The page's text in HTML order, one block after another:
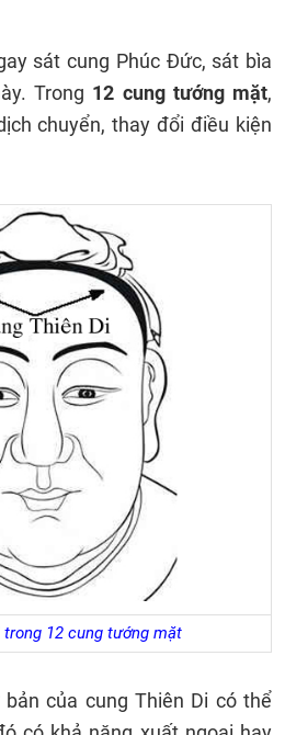
sát cung Phúc Đức, sát bìa
Trong 12 cung tướng mặt,
chuyển, thay đổi điều kiện
trong 12 cung tướng mặt
của cung Thiên Di có thể